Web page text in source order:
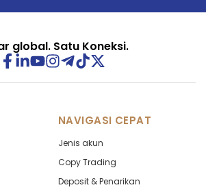
in points -75.4
in points
in points
global. Satu Koneksi.
NAVIGASI CEPAT
Jenis akun
Copy Trading
Deposit & Penarikan